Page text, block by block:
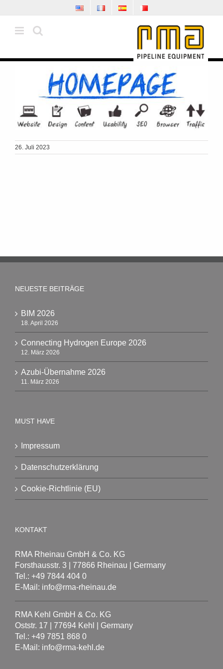
Inhalt
springen
26. Juli 2023
NEUESTE BEITRÄGE
BIM 2026
18. April 2026
Connecting Hydrogen Europe 2026
12. März 2026
Azubi-Übernahme 2026
11. März 2026
MUST HAVE
Impressum
Datenschutzerklärung
Cookie-Richtlinie (EU)
KONTAKT
RMA Rheinau GmbH & Co. KG
Forsthausstr. 3 | 77866 Rheinau | Germany
Tel.: +49 7844 404 0
E-Mail: info@rma-rheinau.de
RMA Kehl GmbH & Co. KG
Oststr. 17 | 77694 Kehl | Germany
Tel.: +49 7851 868 0
E-Mail: info@rma-kehl.de